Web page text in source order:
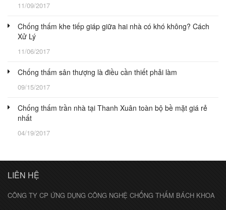
11/09/2017
Chống thấm khe tiếp giáp giữa hai nhà có khó không? Cách
Xử Lý
11/06/2017
Chống thấm sân thượng là điều cần thiết phải làm
09/15/2017
Chống thấm trần nhà tại Thanh Xuân toàn bộ bề mặt giá rẻ
nhất
04/19/2017
LIÊN HỆ
CÔNG TY CP ỨNG DỤNG CÔNG NGHỆ CHỐNG THẤM BÁCH KHOA